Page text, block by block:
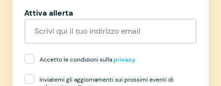
Attiva allerta
Accetto le condizioni sullaprivacy.
Inviatemi gli aggiornamenti sui prossimi eventi di